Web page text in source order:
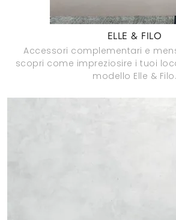
ELLE & FILO
Accessori complementari e
scopri come impreziosire i tuoi
modello Elle & Filo.